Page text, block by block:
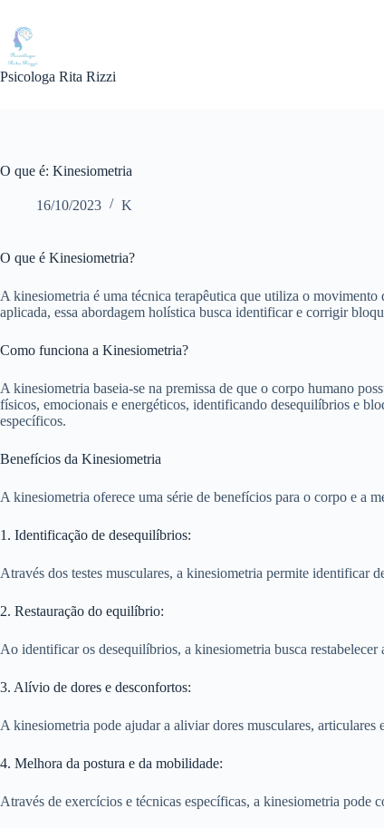
para
conteúdo
Psicologa Rita Rizzi
O que é: Kinesiometria
16/10/2023 K
O que é Kinesiometria?
A kinesiometria é uma técnica terapêutica que utiliza o
aplicada, essa abordagem holística busca identificar e corrigir
Como funciona a Kinesiometria?
A kinesiometria baseia-se na premissa de que o corpo humano
físicos, emocionais e energéticos, identificando desequilíbrios e
específicos.
Benefícios da Kinesiometria
A kinesiometria oferece uma série de benefícios para o corpo e a
1. Identificação de desequilíbrios:
Através dos testes musculares, a kinesiometria permite identificar
2. Restauração do equilíbrio:
Ao identificar os desequilíbrios, a kinesiometria busca
3. Alívio de dores e desconfortos:
A kinesiometria pode ajudar a aliviar dores musculares,
4. Melhora da postura e da mobilidade:
Através de exercícios e técnicas específicas, a kinesiometria pode